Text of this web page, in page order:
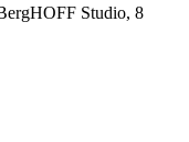
Studio, 8